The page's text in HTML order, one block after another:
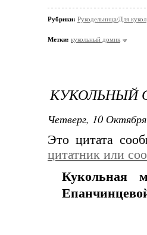
Рубрики: Рукодельница/Для кукол
Метки: кукольный домик
КУКОЛЬНЫЙ
Четверг, 10
Это цитата
цитатник или
Кукольная